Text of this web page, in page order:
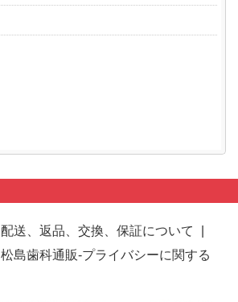
配送、返品、交換、保証について
松島歯科通販-プライバシーに関する